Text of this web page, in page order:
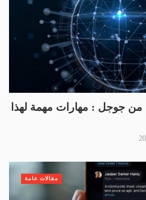
من جوجل : مهارات مهمة لهذا
مقالات عامة